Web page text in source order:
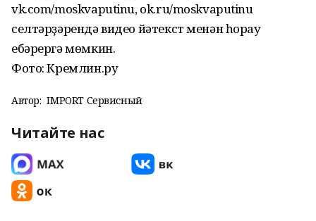
vk.com/moskvaputinu, ok.ru/moskvaputinu
селтәрҙәрендә видео йәтекст менән һорау
ебәрергә мөмкин.
Фото: Кремлин.ру
Автор: IMPORT Сервисный
Читайте нас